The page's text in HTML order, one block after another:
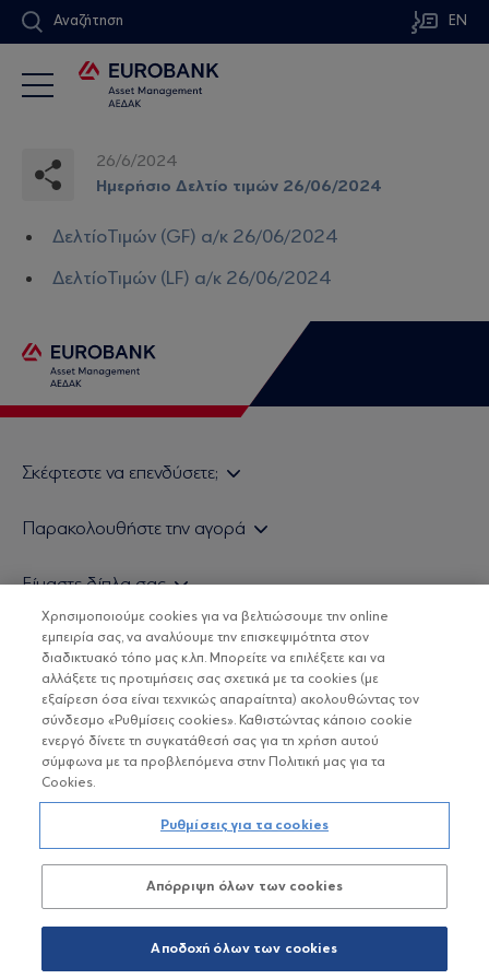
Αναζήτηση EN
26/6/2024
Ημερήσιο Δελτίο τιμών 26/06/2024
ΔελτίοΤιμών (GF) α/κ 26/06/2024
ΔελτίοΤιμών (LF) α/κ 26/06/2024
Σκέφτεστε να επενδύσετε;
Τιμολογιακή Πολιτική
Δείτε τις πολιτικές μας
Βασικές Γνώσεις
Παρακολουθήστε την αγορά
Τα νέα μας
Χρήσιμοι σύνδεσμοι
Είμαστε δίπλα σας
H Eurobank Asset Management ΑΕΔΑΚ
Επενδυτική φιλοσοφία ESG
Πιστοποιημένα στελέχη και συνεργάτες
Αποστολή Βιογραφικών
ΟΙ ΟΣΕΚΑ ΔΕΝ ΕΧΟΥΝ ΕΓΓΥΗΜΕΝΗ ΑΠΟΔΟΣΗ ΚΑΙ ΟΙ
ΠΡΟΗΓΟΥΜΕΝΕΣ ΑΠΟΔΟΣΕΙΣ ΔΕΝ ΔΙΑΣΦΑΛΙΖΟΥΝ ΤΙΣ
ΜΕΛΛΟΝΤΙΚΕΣ
Copyright © Eurobank ΑΕΔΑΚ
Προστασία Προσωπικών Δεδομένων
Όροι χρήσης
Πολιτική cookies
Χρησιμοποιούμε cookies για να βελτιώσουμε την online
εμπειρία σας, να αναλύουμε την επισκεψιμότητα στον
διαδικτυακό τόπο μας κ.λπ. Μπορείτε να επιλέξετε και να
αλλάξετε τις προτιμήσεις σας σχετικά με τα cookies (με
εξαίρεση όσα είναι τεχνικώς απαραίτητα) ακολουθώντας τον
σύνδεσμο «Ρυθμίσεις cookies». Καθιστώντας κάποιο cookie
ενεργό δίνετε τη συγκατάθεσή σας για τη χρήση αυτού
σύμφωνα με τα προβλεπόμενα στην Πολιτική μας για τα
Cookies.
Ρυθμίσεις για τα cookies
Απόρριψη όλων των cookies
Αποδοχή όλων των cookies